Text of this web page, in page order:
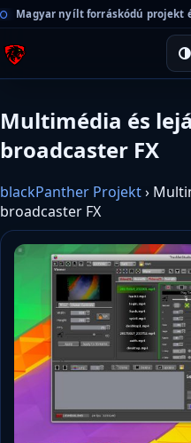
Magyar nyílt forráskódú projekt
Multimédia és
broadcaster FX
blackPanther Projekt›
broadcaster FX